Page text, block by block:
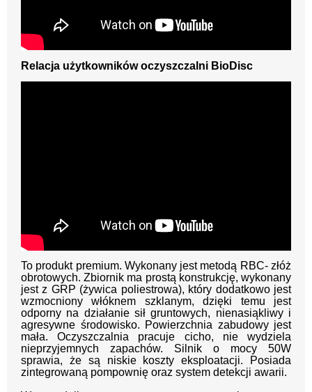
Relacja użytkowników oczyszczalni BioDisc
To produkt premium. Wykonany jest metodą RBC- złóż
obrotowych. Zbiornik ma prostą konstrukcję, wykonany
jest z GRP (żywica poliestrowa), który dodatkowo jest
wzmocniony włóknem szklanym, dzięki temu jest
odporny na działanie sił gruntowych, nienasiąkliwy i
agresywne środowisko. Powierzchnia zabudowy jest
mała. Oczyszczalnia pracuje cicho, nie wydziela
nieprzyjemnych zapachów. Silnik o mocy 50W
sprawia, że są niskie koszty eksploatacji. Posiada
zintegrowaną pompownię oraz system detekcji awarii.